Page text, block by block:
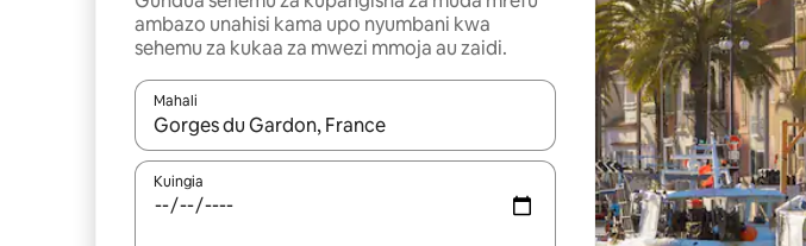
ambazo unahisi kama upo nyumbani kwa
sehemu za kukaa za mwezi mmoja au zaidi.
Mahali
Wakati matokeo yanapatikana, vinjari kwa kutumia vitufe vya vishale vya juu na chini
Kuingia